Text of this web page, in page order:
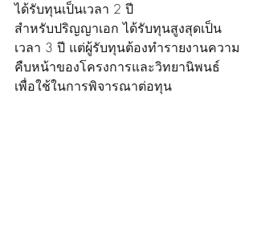
ได้รับทุนเป็นเวลา 2 ปี
สำหรับปริญญาเอก ได้รับทุนสูงสุดเป็น
เวลา 3 ปี แต่ผู้รับทุนต้องทำรายงานความ
คืบหน้าของโครงการและวิทยานิพนธ์
เพื่อใช้ในการพิจารณาต่อทุน